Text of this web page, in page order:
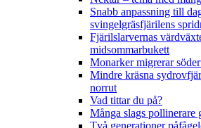
Snabb anpassning till
svingelgräsfjärilens
Fjärilslarvernas
midsommarbukett
Monarker migrerar
Mindre kräsna
norrut
Vad tittar du på?
Många slags pollinerare
Två generationer